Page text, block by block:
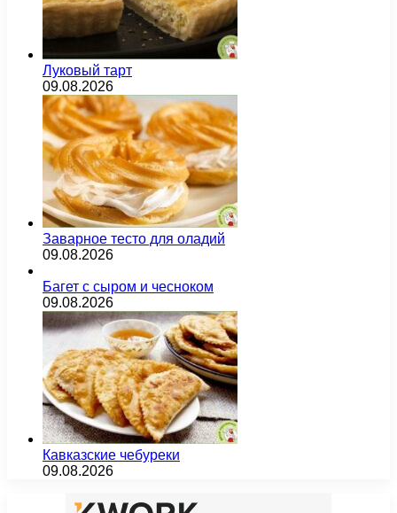
Луковый тарт
09.08.2026
Заварное тесто для оладий
09.08.2026
Багет с сыром и чесноком
09.08.2026
Кавказские чебуреки
09.08.2026